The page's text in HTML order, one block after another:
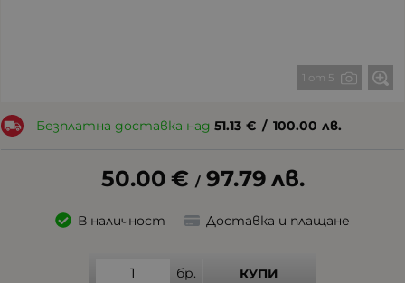
1 от 5
Безплатна доставка над 51.13 € / 100.00 лв.
50.00 € / 97.79 лв.
В наличност Доставка и плащане
бр. КУПИ